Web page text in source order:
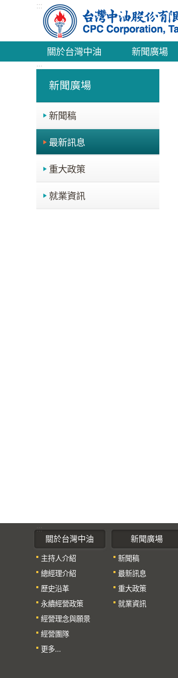
跳到主要內容區塊
:::
關於台灣中油 新聞廣場
:::
新聞廣場
新聞稿
最新訊息
重大政策
就業資訊
:::
關於台灣中油
主持人介紹
總經理介紹
歷史沿革
永續經營政策
經營理念與願景
經營團隊
更多...
新聞廣場
新聞稿
最新訊息
重大政策
就業資訊